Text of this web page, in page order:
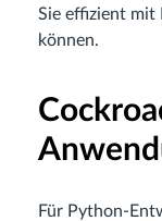
Sie effizient mit
können.
Für Python-